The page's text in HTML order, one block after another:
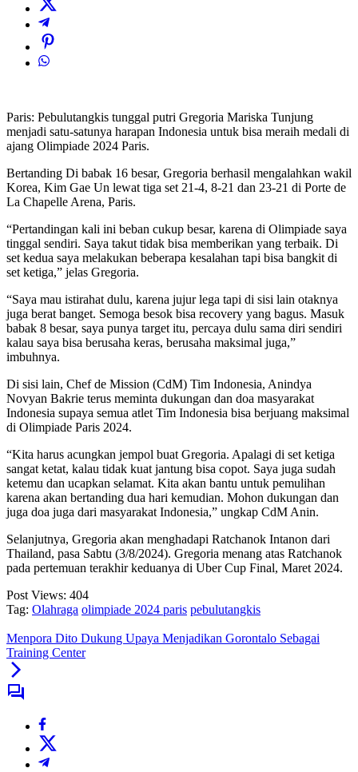
Paris: Pebulutangkis tunggal putri Gregoria Mariska Tunjung
menjadi satu-satunya harapan Indonesia untuk bisa meraih medali di
ajang Olimpiade 2024 Paris.
Bertanding Di babak 16 besar, Gregoria berhasil mengalahkan wakil
Korea, Kim Gae Un lewat tiga set 21-4, 8-21 dan 23-21 di Porte de
La Chapelle Arena, Paris.
“Pertandingan kali ini beban cukup besar, karena di Olimpiade saya
tinggal sendiri. Saya takut tidak bisa memberikan yang terbaik. Di
set kedua saya melakukan beberapa kesalahan tapi bisa bangkit di
set ketiga,” jelas Gregoria.
“Saya mau istirahat dulu, karena jujur lega tapi di sisi lain otaknya
juga berat banget. Semoga besok bisa recovery yang bagus. Masuk
babak 8 besar, saya punya target itu, percaya dulu sama diri sendiri
kalau saya bisa berusaha keras, berusaha maksimal juga,”
imbuhnya.
Di sisi lain, Chef de Mission (CdM) Tim Indonesia, Anindya
Novyan Bakrie terus meminta dukungan dan doa masyarakat
Indonesia supaya semua atlet Tim Indonesia bisa berjuang maksimal
di Olimpiade Paris 2024.
“Kita harus acungkan jempol buat Gregoria. Apalagi di set ketiga
sangat ketat, kalau tidak kuat jantung bisa copot. Saya juga sudah
ketemu dan ucapkan selamat. Kita akan bantu untuk pemulihan
karena akan bertanding dua hari kemudian. Mohon dukungan dan
juga doa juga dari masyarakat Indonesia,” ungkap CdM Anin.
Selanjutnya, Gregoria akan menghadapi Ratchanok Intanon dari
Thailand, pasa Sabtu (3/8/2024). Gregoria menang atas Ratchanok
pada pertemuan terakhir keduanya di Uber Cup Final, Maret 2024.
Post Views: 404
Tag: Olahraga olimpiade 2024 paris pebulutangkis
Menpora Dito Dukung Upaya Menjadikan Gorontalo Sebagai
Training Center